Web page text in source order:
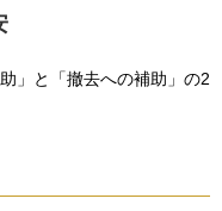
」と「撤去への補助」の2